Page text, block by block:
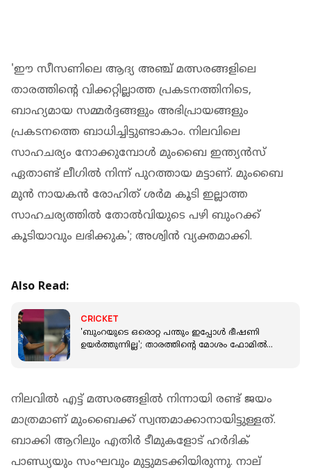
'ഈ സീസണിലെ ആദ്യ അഞ്ച് മത്സരങ്ങളിലെ
താരത്തിന്റെ വിക്കറ്റില്ലാത്ത പ്രകടനത്തിനിടെ,
ബാഹ്യമായ സമ്മർദ്ദങ്ങളും അഭിപ്രായങ്ങളും
പ്രകടനത്തെ ബാധിച്ചിട്ടുണ്ടാകാം. നിലവിലെ
സാഹചര്യം നോക്കുമ്പോൾ മുംബൈ ഇന്ത്യൻസ്
ഏതാണ്ട് ലീഗിൽ നിന്ന് പുറത്തായ മട്ടാണ്. മുംബൈ
മുൻ നായകൻ രോഹിത് ശർമ കൂടി ഇല്ലാത്ത
സാഹചര്യത്തിൽ തോൽവിയുടെ പഴി ബുംറക്ക്
കൂടിയാവും ലഭിക്കുക'; അശ്വിൻ വ്യക്തമാക്കി.
Also Read:
CRICKET
'ബുംറയുടെ ഒരൊറ്റ പന്തും ഇപ്പോൾ ഭീഷണി
ഉയർത്തുന്നില്ല'; താരത്തിന്റെ മോശം ഫോമിൽ
നിലവിൽ എട്ട് മത്സരങ്ങളിൽ നിന്നായി രണ്ട് ജയം
മാത്രമാണ് മുംബൈക്ക് സ്വന്തമാക്കാനായിട്ടുള്ളത്.
ബാക്കി ആറിലും എതിർ ടീമുകളോട് ഹർദിക്
പാണ്ഡ്യയും സംഘവും മുട്ടുമടക്കിയിരുന്നു. നാല്